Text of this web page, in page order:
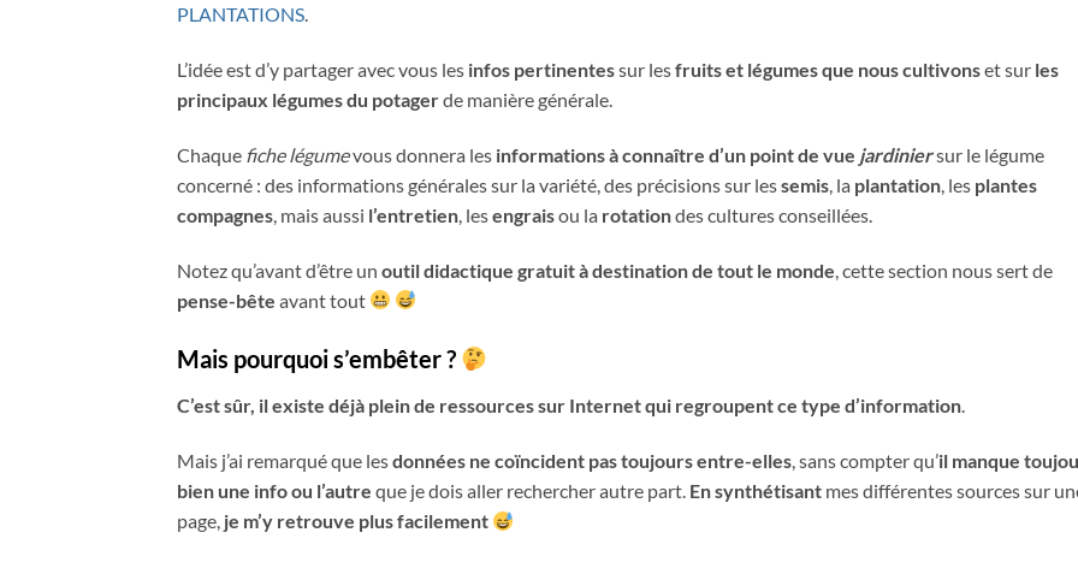
PLANTATIONS.
L’idée est d’y partager avec vous les infos pertinentessur lesfruits et légumesque nous cultivonset sur les
principaux légumes du potagerde manière générale.
Chaque fiche légumevous donnera les informations à connaître d’un point de vue jardiniersur le légume
concerné : des informations générales sur la variété, des précisions sur lessemis , la plantation , les plantes
compagnes , mais aussi l’entretien , lesengraisou la rotationdes cultures conseillées.
Notez qu’avant d’être un outil didactique gratuit à destination de tout le monde , cette section nous sert de
pense-bête avant tout
Mais pourquoi s’embêter ?
C’est sûr, il existe déjà plein de ressources sur Internet qui regroupent ce type d’information.
Mais j’ai remarqué que lesdonnées ne coïncident pas toujours entre-elles, sans compter qu’il manque
bien une info ou l’autre que je dois aller rechercher autre part. En synthétisant mes différentes sources sur
page, je m’y retrouve plus facilement